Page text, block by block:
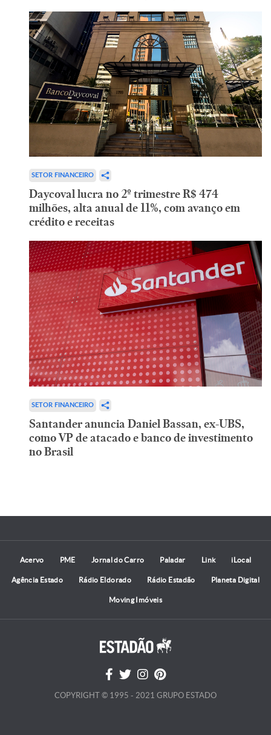
SETOR FINANCEIRO
Daycoval lucra no 2º trimestre R$ 474
milhões, alta anual de 11%, com avanço em
crédito e receitas
SETOR FINANCEIRO
Santander anuncia Daniel Bassan, ex-UBS,
como VP de atacado e banco de investimento
no Brasil
Acervo PME Jornal do Carro Paladar Link iLocal
Agência Estado Rádio Eldorado Rádio Estadão Planeta Digital
Moving Imóveis
COPYRIGHT © 1995 - 2021 GRUPO ESTADO